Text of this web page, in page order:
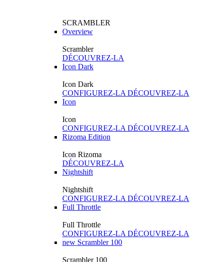
SCRAMBLER
Overview
Scrambler
DÉCOUVREZ-LA
Icon Dark
Icon Dark
CONFIGUREZ-LA DÉCOUVREZ-LA
Icon
Icon
CONFIGUREZ-LA DÉCOUVREZ-LA
Rizoma Edition
Icon Rizoma
DÉCOUVREZ-LA
Nightshift
Nightshift
CONFIGUREZ-LA DÉCOUVREZ-LA
Full Throttle
Full Throttle
CONFIGUREZ-LA DÉCOUVREZ-LA
new Scrambler 100
Scrambler 100